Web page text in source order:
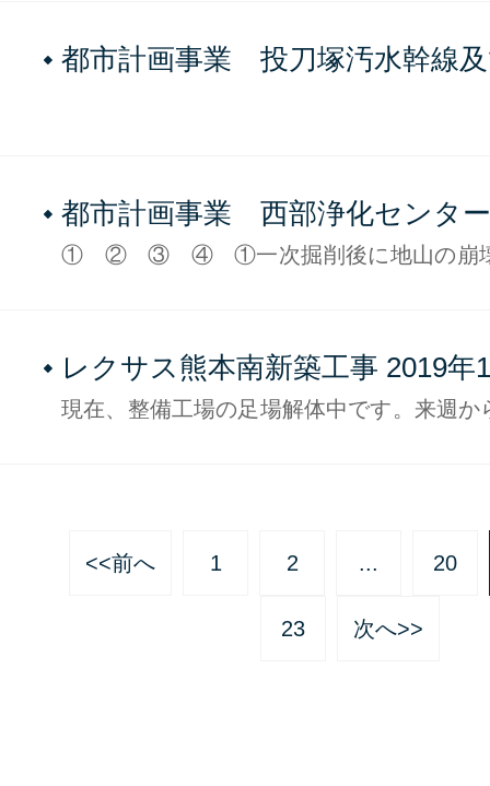
都市計画事業 投刀塚汚水幹線
都市計画事業 西部浄化センタ
設工事 2019年1月現在No1
① ② ③ ④ ①一次掘削後に地山の崩壊
レクサス熊本南新築工事 2019年
No.5
現在、整備工場の足場解体中です。来週か
<<前へ 1 2 ... 20
23 次へ>>